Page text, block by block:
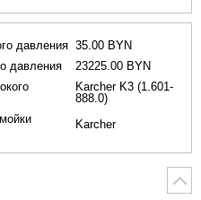
давления 35.00 BYN
давления
23225.00 BYN
Karcher K3 (1.601-
888.0)
Karcher